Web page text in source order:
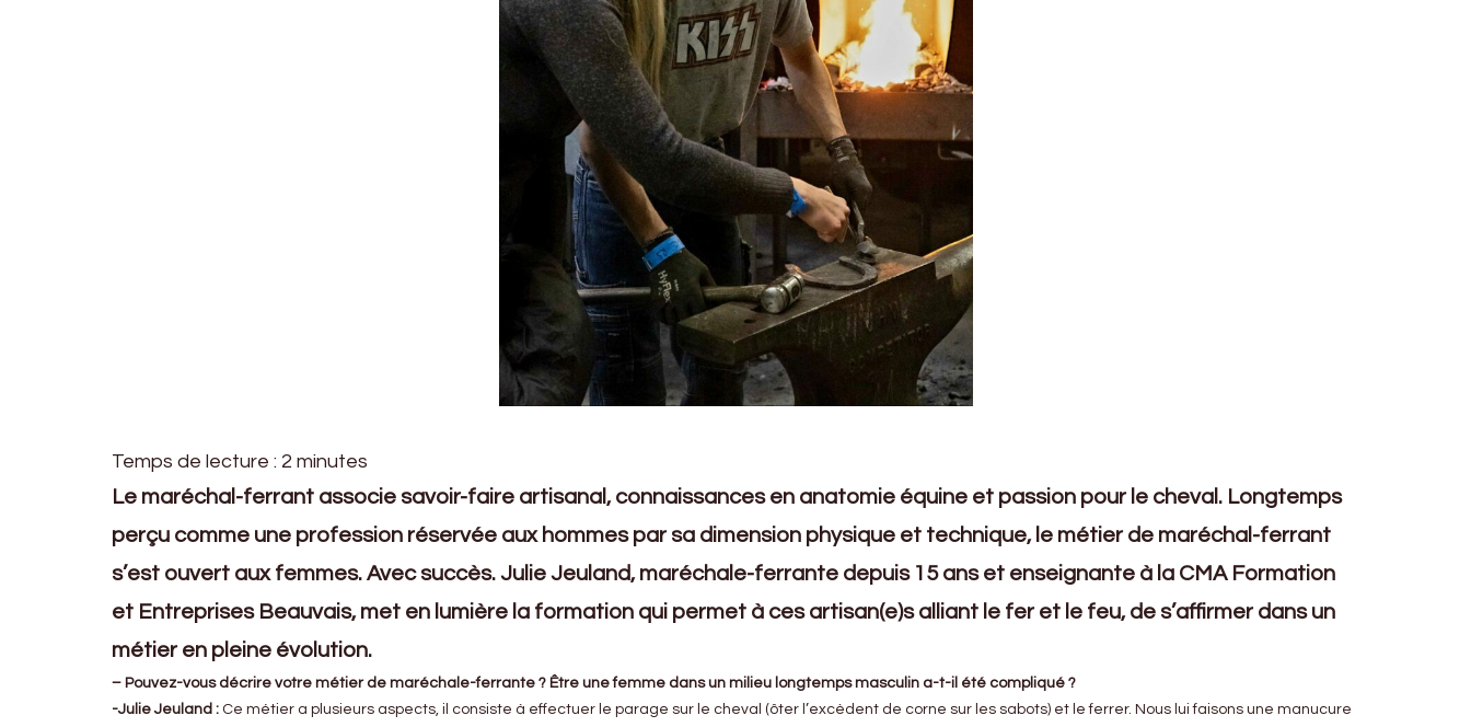
Temps de lecture : 2 minutes
Le maréchal-ferrant associe savoir-faire artisanal, connaissances en anatomie équine et passion pour le cheval. Longtemps
perçu comme une profession réservée aux hommes par sa dimension physique et technique, le métier de maréchal-ferrant
s’est ouvert aux femmes. Avec succès. Julie Jeuland, maréchale-ferrante depuis 15 ans et enseignante à la CMA Formation
et Entreprises Beauvais, met en lumière la formation qui permet à ces artisan(e)s alliant le fer et le feu, de s’affirmer dans un
métier en pleine évolution.
– Pouvez-vous décrire votre métier de maréchale-ferrante ? Être une femme dans un milieu longtemps masculin a-t-il été compliqué ?
-Julie Jeuland : Ce métier a plusieurs aspects, il consiste à effectuer le parage sur le cheval (ôter l’excèdent de corne sur les sabots) et le ferrer. Nous lui faisons une manucure